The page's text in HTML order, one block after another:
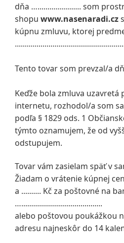
dňa …...................... som
shopu www.nasenaradi.cz
kúpnu zmluvu, ktorej
Tento tovar som prevzal/a
Keďže bola zmluva
internetu, rozhodol/a som
podľa § 1829 ods. 1
týmto oznamujem, že od
odstupujem.
Tovar vám zasielam späť v
Žiadam o vrátenie kúpnej
a .......... Kč za poštovné na
….........................................
alebo poštovou poukážkou
adresu najneskôr do 14